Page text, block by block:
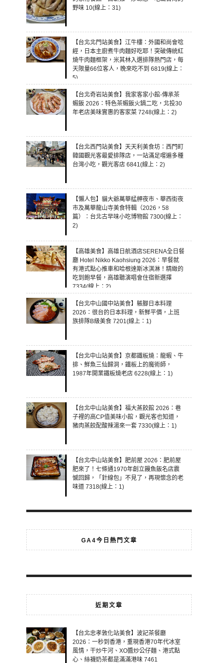
野味 10(線上：31)
【台北北門站美食】江牛樓：外國和尚會唸
經，日本主廚煮牛肉麵好吃耶！突破傳統紅
燒牛肉麵框架，米其林入選排隊熱門店，每
天限量66位客人，晚來吃不到 6819(線上：
5)
【台北奇岩站美食】我家客家小館-傳承茶
蝦飯 2026：特色茶蝦飯火鍋二吃，北投30
年老店美味實惠的客家菜 7248(線上：2)
【台北西門站美食】天天利美食坊：西門町
韓國觀光客最愛排隊店，一站滿足嚐遍多種
台灣小吃，觀光客店 6841(線上：2)
【懶人包】貓大爺萬華艋舺夜市、華西街夜
市及萬華龍山寺美食特輯（2026，58
篇）：台北古早味小吃博物館 7300(線上：
2)
【高雄美食】高雄日航酒店SERENA全日餐
廳 Hotel Nikko Kaohsiung 2026：早餐就
有港式點心推車和哈根達斯冰淇淋！精緻的
吃到飽早餐，高雄聽演唱會住宿新選擇
7334(線上：2)
【台北中山國中站美食】躼腳日本料理
2026：很台的日本料理，新鮮平價，上班
族排隊B級美食 7201(線上：1)
【台北中山站美食】京都鐵板燒：龍蝦、牛
排、鮮魚三仙歸洞，鐵板上的魔術師，
1987年開業鐵板燒老店 6228(線上：1)
【台北中山站美食】福大蒸餃館 2026：巷
子裡的高CP值美味小館，觀光客也知道，
豬肉蒸餃配酸辣湯來一套 7330(線上：1)
【台北中山站美食】肥前屋 2026：肥前屋
肥來了！七條通1970年創立饅魚飯名店震
憾回歸，「針線包」不見了，再現懷念的老
味道 7318(線上：1)
GA4今日熱門文章
近期文章
【台北忠孝敦化站美食】波記茶餐廳
2026：一秒到香港，重現香港70年代冰室
風情，干炒牛河、XO醬炒公仔麵、港式點
心、絲襪奶茶都是滿滿港味 7461